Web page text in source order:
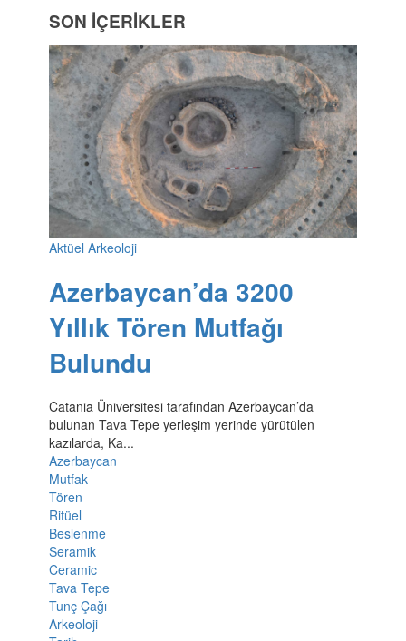
SON İÇERİKLER
Aktüel Arkeoloji
Azerbaycan’da 3200
Yıllık Tören Mutfağı
Bulundu
Catania Üniversitesi tarafından Azerbaycan’da
bulunan Tava Tepe yerleşim yerinde yürütülen
kazılarda, Ka...
Azerbaycan
Mutfak
Tören
Ritüel
Beslenme
Seramik
Ceramic
Tava Tepe
Tunç Çağı
Arkeoloji